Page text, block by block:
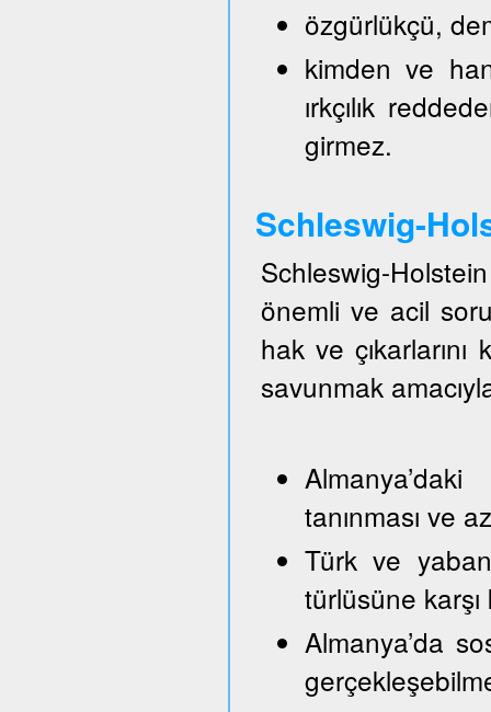
özgürlükçü,
kimden ve
ırkçılık
girmez.
Schleswig-
Schleswig-
önemli ve acil
hak ve
savunmak
tanınması ve
Türk ve
türlüsüne
Almanya’da